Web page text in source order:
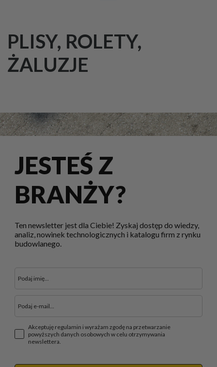
PLISY, ROLETY,
ŻALUZJE
JESTEŚ Z
BRANŻY?
Ten newsletter jest dla Ciebie! Zyskaj dostęp do wiedzy,
analiz, nowinek technologicznych i katalogu firm z rynku
budowlanego.
Akceptuję regulamin i wyrażam zgodę na przetwarzanie
powyższych danych osobowych w celu otrzymywania
newslettera.